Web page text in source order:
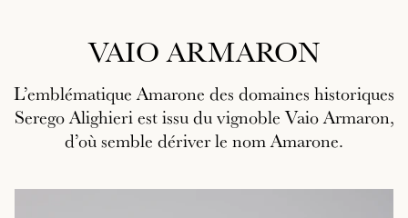
VAIO ARMARON
L’emblématique Amarone des domaines historiques
Serego Alighieri est issu du vignoble Vaio Armaron,
d’où semble dériver le nom Amarone.